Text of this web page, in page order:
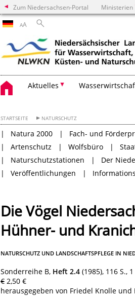
Zum Niedersachsen-Portal Ministerien
AA
Aktuelles
STARTSEITE NATURSCHUTZ
Natura 2000 Fach- und
Artenschutz
Wolfsbüro
Naturschutzstationen
Der
Veröffentlichungen
Die Vögel
Hühner- und
NATURSCHUTZ UND LANDSCHAFTSPFLEGE IN
Sonderreihe B, Heft 2.4 (1985), 116 S.,
€ 2,50 €
herausgegeben von Friedel Knolle